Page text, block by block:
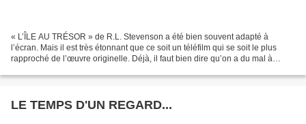
« L’ÎLE AU TRÉSOR » de R.L. Stevenson a été bien souvent adapté à
l’écran. Mais il est très étonnant que ce soit un téléfilm qui se soit le plus
rapproché de l’œuvre originelle. Déjà, il faut bien dire qu’on a du mal à
LE TEMPS D'UN REGARD...